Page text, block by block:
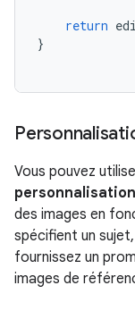
return
}
Vous pouvez
personnalisation
des images en
spécifient un
fournissez un
images de